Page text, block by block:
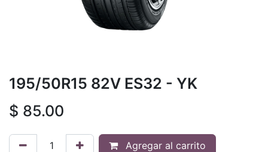
195/50R15 82V ES32 - YK
$ 85.00
Agregar al carrito